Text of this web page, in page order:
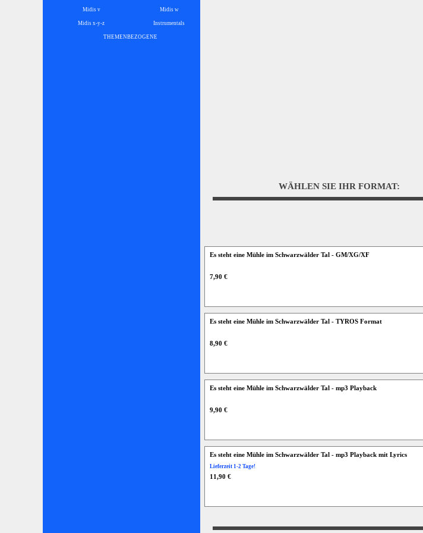
Midis v Midis w
Midis x-y-z Instrumentals
THEMENBEZOGENE
WÄHLEN SIE IHR FORMAT:
Es steht eine Mühle im Schwarzwälder Tal - GM/XG/XF
7,90 €
Es steht eine Mühle im Schwarzwälder Tal - TYROS Format
8,90 €
Es steht eine Mühle im Schwarzwälder Tal - mp3 Playback
9,90 €
Es steht eine Mühle im Schwarzwälder Tal - mp3 Playback mit Lyrics
Lieferzeit 1-2 Tage!
11,90 €